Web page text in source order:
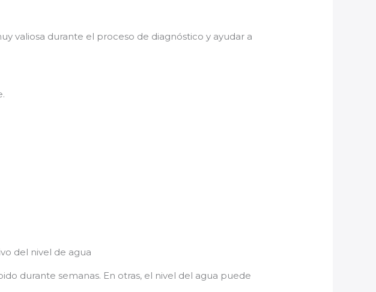
valiosa durante el proceso de diagnóstico y ayudar a
durante semanas. En otras, el nivel del agua puede